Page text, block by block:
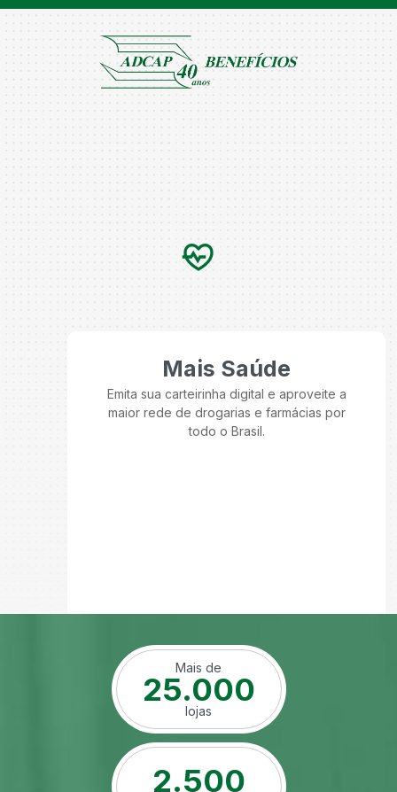
Mais Saúde
Emita sua carteirinha digital e aproveite a
maior rede de drogarias e farmácias por
todo o Brasil.
Mais de
25.000
lojas
2.500